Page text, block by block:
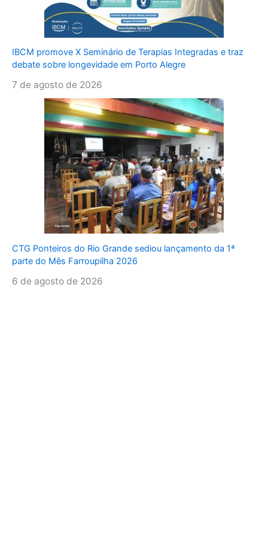
IBCM promove X Seminário de Terapias Integradas e traz
debate sobre longevidade em Porto Alegre
7 de agosto de 2026
CTG Ponteiros do Rio Grande sediou lançamento da 1ª
parte do Mês Farroupilha 2026
6 de agosto de 2026